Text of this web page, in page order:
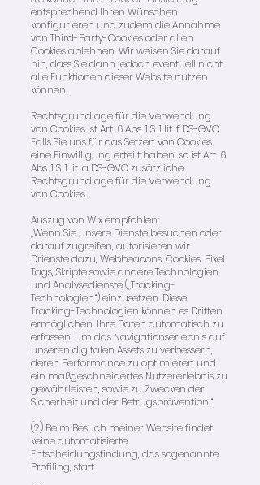
entsprechend Ihren Wünschen
konfigurieren und zudem die Annahme
von Third-Party-Cookies oder allen
Cookies ablehnen. Wir weisen Sie darauf
hin, dass Sie dann jedoch eventuell nicht
alle Funktionen dieser Website nutzen
können.
Rechtsgrundlage für die Verwendung
von Cookies ist Art. 6 Abs. 1 S. 1 lit. f DS-GVO.
Falls Sie uns für das Setzen von Cookies
eine Einwilligung erteilt haben, so ist Art. 6
Abs. 1 S. 1 lit. a DS-GVO zusätzliche
Rechtsgrundlage für die Verwendung
von Cookies.
Auszug von Wix empfohlen:
„Wenn Sie unsere Dienste besuchen oder
darauf zugreifen, autorisieren wir
Drienste dazu, Webbeacons, Cookies, Pixel
Tags, Skripte sowie andere Technologien
und Analysedienste („Tracking-
Technologien“) einzusetzen. Diese
Tracking-Technologien können es Dritten
ermöglichen, Ihre Daten automatisch zu
erfassen, um das Navigationserlebnis auf
unseren digitalen Assets zu verbessern,
deren Performance zu optimieren und
ein maßgeschneidertes Nutzererlebnis zu
gewährleisten, sowie zu Zwecken der
Sicherheit und der Betrugsprävention.“
(2) Beim Besuch meiner Website findet
keine automatisierte
Entscheidungsfindung, das sogenannte
Profiling, statt.